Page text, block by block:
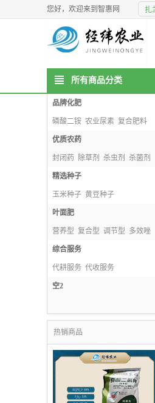
您好，欢迎来到智惠网
所有商品分类
品牌化肥
磷酸二铵 农业尿素 复合肥料
掺混肥料
优质农药
封闭药 除草剂 杀虫剂 杀菌剂
精选种子
玉米种子 黄豆种子
种子包衣剂
叶面肥
营养型 复合型 调节型 多效唑
综合服务
代耕服务 代收服务
信息技术服务
空2
热销商品